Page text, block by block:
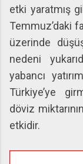
etki yaratmış
Temmuz’daki
üzerinde
nedeni
yabancı
Türkiye’ye
döviz
etkidir.